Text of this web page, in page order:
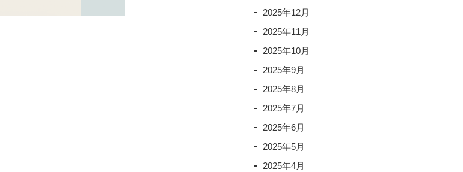
2025年12月
2025年11月
2025年10月
2025年9月
2025年8月
2025年7月
2025年6月
2025年5月
2025年4月